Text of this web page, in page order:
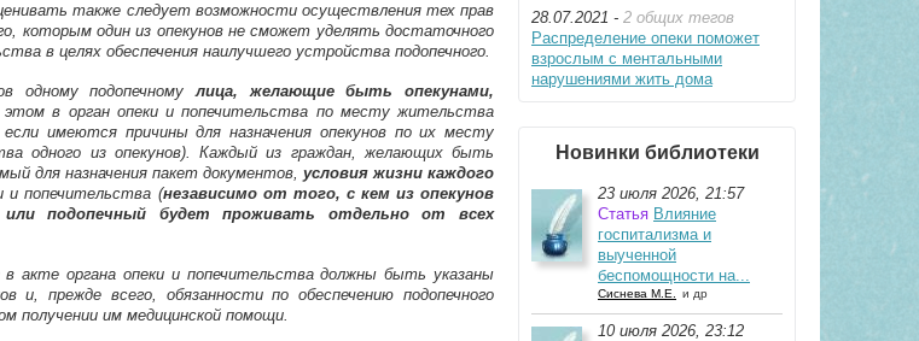
также следует возможности осуществления тех прав
которым один из опекунов не сможет уделять достаточного
в целях обеспечения наилучшего устройства подопечного.
одному подопечномулица, желающие быть опекунами,
в орган опеки и попечительства по месту жительства
имеются причины для назначения опекунов по их месту
одного из опекунов). Каждый из граждан, желающих быть
для назначения пакет документов, условия жизни каждого
и попечительства (независимо от того, с кем из опекунов
подопечный будет проживать отдельно от всех
в акте органа опеки и попечительства должны быть указаны
и, прежде всего, обязанности по обеспечению подопечного
получении им медицинской помощи.
28.07.2021 - 2 общих тегов
Распределение опеки поможет
взрослым с ментальными
нарушениями жить дома
Новинки библиотеки
23 июля 2026, 21:57
Статья Влияние
госпитализма и
выученной
беспомощности на...
Сиснева М.Е. и др
10 июля 2026, 23:12